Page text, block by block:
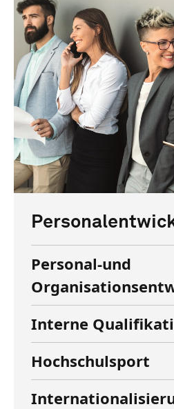
Personal-und
Interne
Hochschulsport